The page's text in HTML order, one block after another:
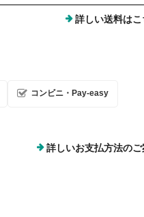
詳しい送料はこ
コンビニ・Pay-easy
詳しいお支払方法のご